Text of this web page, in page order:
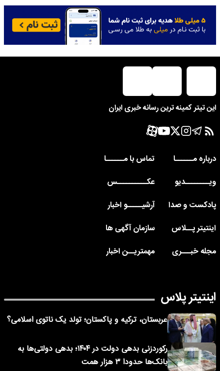
این تیتر کمینه ترین رسانه خبری ایران
درباره مــــــا
تماس با مــــــا
ویــــــــدیو
عکــــــــــس
پادکست و صدا
آرشیـــــو اخبار
اینتیتر پــلاس
سازمان آگهی ها
مجله خبـــری
مهمتریــن اخبار
اینتیتر پلاس
عربستان، ترکیه و پاکستان؛ تولد یک ناتوی اسلامی؟
رکوردزنی بدهی دولت در ۱۴۰۴؛ بدهی دولتی‌ها به
بانک‌ها حدودا ۳ هزار همت